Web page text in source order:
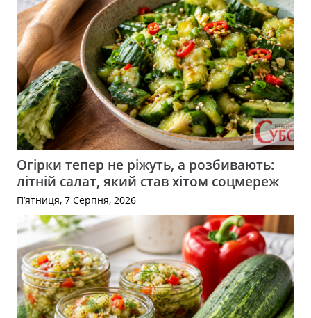
Огірки тепер не ріжуть, а розбивають:
літній салат, який став хітом соцмереж
П’ятниця, 7 Серпня, 2026